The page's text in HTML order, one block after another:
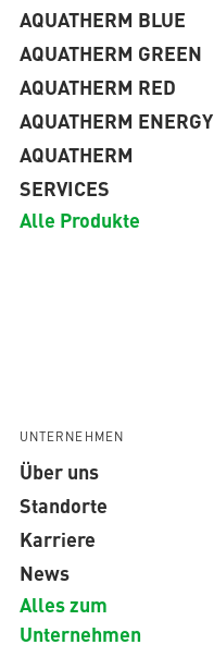
AQUATHERM BLUE
AQUATHERM GREEN
AQUATHERM RED
AQUATHERM ENERGY
AQUATHERM
SERVICES
Alle Produkte
UNTERNEHMEN
Über uns
Standorte
Karriere
News
Alles zum
Unternehmen